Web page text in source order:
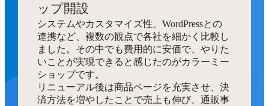
ップ開設
システムやカスタマイズ性、WordPressとの
連携など、複数の観点で各社を細かく比較し
ました。その中でも費用的に安価で、やりた
いことが実現できると感じたのがカラーミー
ショップです。
リニューアル後は商品ページを充実させ、決
済方法を増やしたことで売上も伸び、通販事